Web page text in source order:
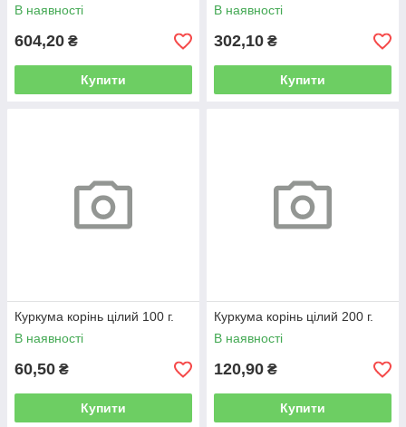
В наявності
604,20 ₴
Купити
В наявності
302,10 ₴
Купити
Куркума корінь цілий 100 г.
В наявності
60,50 ₴
Купити
Куркума корінь цілий 200 г.
В наявності
120,90 ₴
Купити